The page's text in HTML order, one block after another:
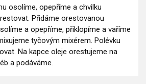
osolíme, opepříme a chvilku
Přidáme orestovanou
a opepříme, přiklopíme a vaříme
tyčovým mixérem. Polévku
Na kapce oleje orestujeme na
a podáváme.